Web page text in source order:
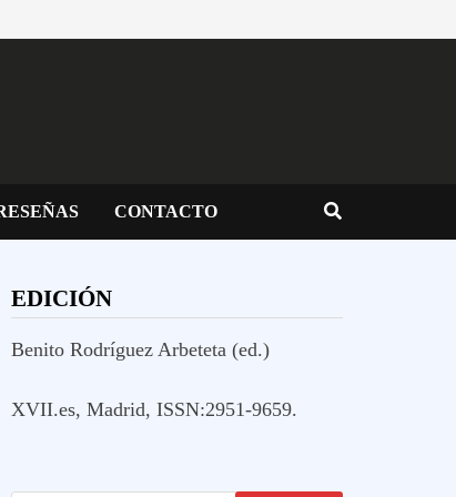
CONTACTO
EDICIÓN
Benito Rodríguez Arbeteta (ed.)
XVII.es, Madrid, ISSN:2951-9659.